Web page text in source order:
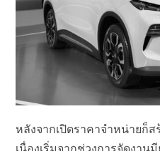
หลังจากเปิดราคาจำหน่ายก็
เนื่องเริ่มจากช่วงการจัดงาน